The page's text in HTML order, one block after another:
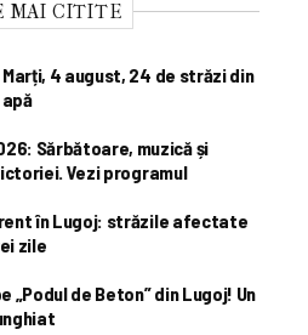
MAI CITITE
4 august, 24 de străzi din
Sărbătoare, muzică și
Vezi programul
în Lugoj: străzile afectate
zile
„Podul de Beton” din Lugoj! Un